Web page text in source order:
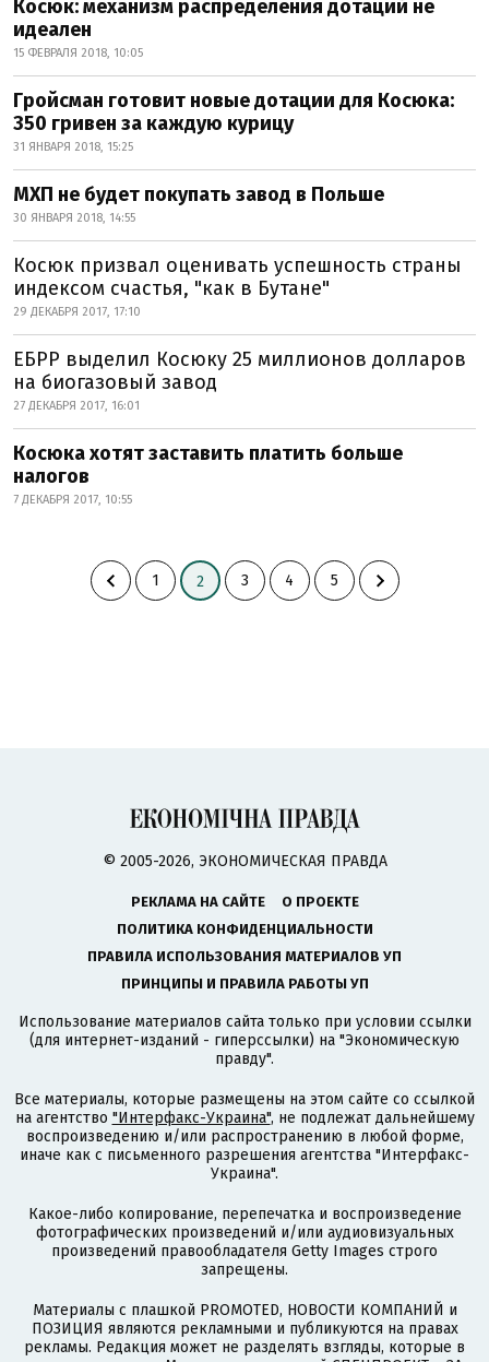
Косюк: механизм распределения дотаций не
идеален
15 ФЕВРАЛЯ 2018, 10:05
Гройсман готовит новые дотации для Косюка:
350 гривен за каждую курицу
31 ЯНВАРЯ 2018, 15:25
МХП не будет покупать завод в Польше
30 ЯНВАРЯ 2018, 14:55
Косюк призвал оценивать успешность страны
индексом счастья, "как в Бутане"
29 ДЕКАБРЯ 2017, 17:10
ЕБРР выделил Косюку 25 миллионов долларов
на биогазовый завод
27 ДЕКАБРЯ 2017, 16:01
Косюка хотят заставить платить больше
налогов
7 ДЕКАБРЯ 2017, 10:55
1 2 3 4 5
© 2005-2026, ЭКОНОМИЧЕСКАЯ ПРАВДА
РЕКЛАМА НА САЙТЕ
О ПРОЕКТЕ
ПОЛИТИКА КОНФИДЕНЦИАЛЬНОСТИ
ПРАВИЛА ИСПОЛЬЗОВАНИЯ МАТЕРИАЛОВ УП
ПРИНЦИПЫ И ПРАВИЛА РАБОТЫ УП
Использование материалов сайта только при условии ссылки
(для интернет-изданий - гиперссылки) на "Экономическую
правду".
Все материалы, которые размещены на этом сайте со ссылкой
на агентство "Интерфакс-Украина", не подлежат дальнейшему
воспроизведению и/или распространению в любой форме,
иначе как с письменного разрешения агентства "Интерфакс-
Украина".
Какое-либо копирование, перепечатка и воспроизведение
фотографических произведений и/или аудиовизуальных
произведений правообладателя Getty Images строго
запрещены.
Материалы с плашкой PROMOTED, НОВОСТИ КОМПАНИЙ и
ПОЗИЦИЯ являются рекламными и публикуются на правах
рекламы. Редакция может не разделять взгляды, которые в